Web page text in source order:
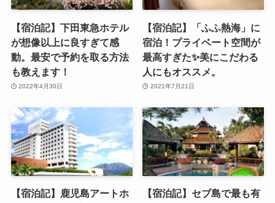
【宿泊記】下田東急ホテル
が想像以上に良すぎて感
動。最安で予約を取る方法
も教えます！
2022年4月30日
【宿泊記】「ふふ熱海」に
宿泊！プライベート空間が
最高すぎた✨美にこだわる
人にもオススメ。
2021年7月21日
【宿泊記】鹿児島アートホ
【宿泊記】セブ島で最も有